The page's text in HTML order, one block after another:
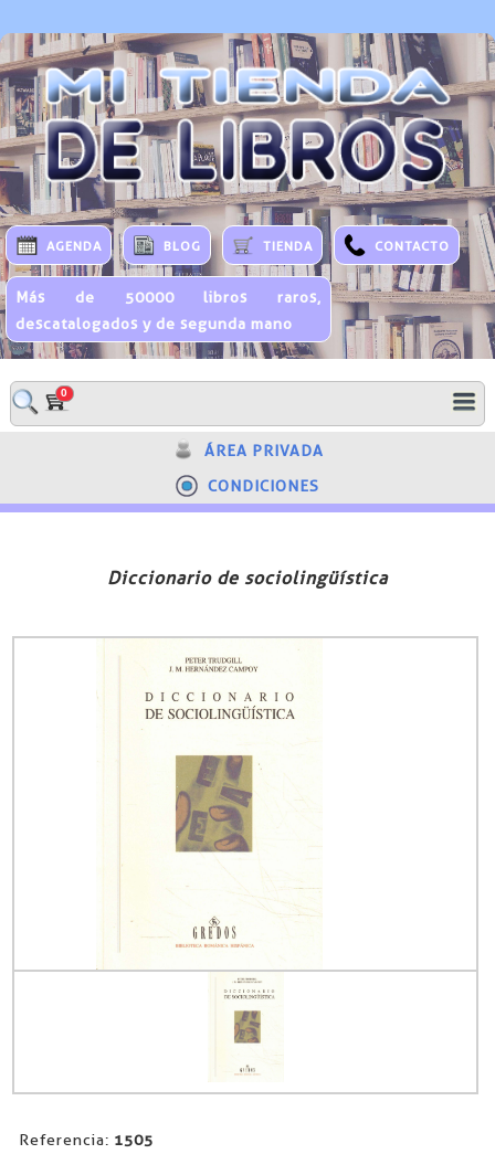
AGENDA BLOG TIENDA CONTACTO
Más de 50000 libros raros,
descatalogados y de segunda mano
0
ÁREA PRIVADA
CONDICIONES
Diccionario de sociolingüística
Referencia: 1505